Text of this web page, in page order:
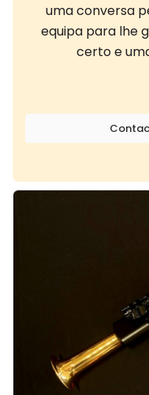
uma conversa
equipa para lhe
certo e